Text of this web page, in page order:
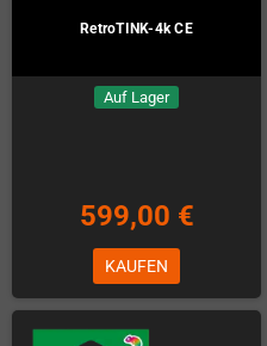
RetroTINK-4k CE
Auf Lager
599,00 €
KAUFEN